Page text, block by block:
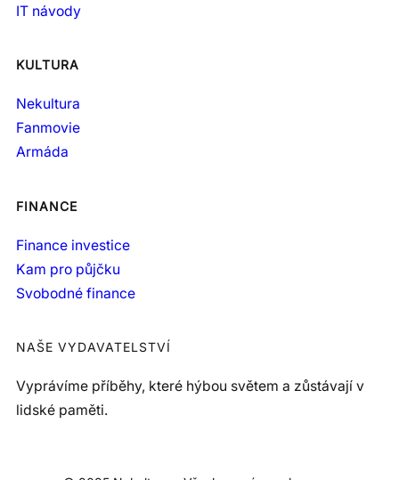
IT návody
KULTURA
Nekultura
Fanmovie
Armáda
FINANCE
Finance investice
Kam pro půjčku
Svobodné finance
NAŠE VYDAVATELSTVÍ
Vyprávíme příběhy, které hýbou světem a zůstávají v
lidské paměti.